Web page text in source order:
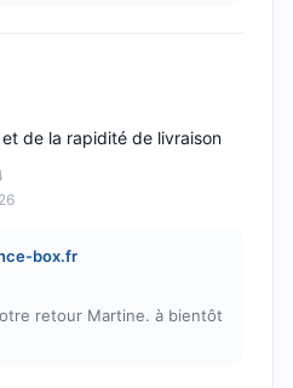
de la rapidité de livraison
box.fr
retour Martine. à bientôt